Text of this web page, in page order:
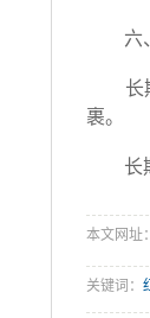
六、
长期
裹。
长期
本文网址
关键词：